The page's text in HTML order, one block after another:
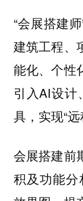
“会展搭建
建筑工程、
能化、个性
引入AI设计
具，实现“远
会展搭建前
积及功能